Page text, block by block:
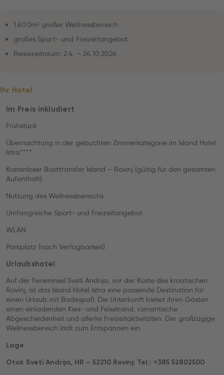
1.600m² großer Wellnessbereich
großes Sport- und Freizeitangebot
Reisezeitraum: 2.4. – 24.10.2026
Ihr Hotel
Im Preis inkludiert
Frühstück
Übernachtung in der gebuchten Zimmerkategorie im Island Hotel
Istra****
Kostenloser Boottransfer Island – Rovinj (gültig für den gesamten
Aufenthalt)
Nutzung des Wellnessbereichs
Umfangreiche Sport- und Freizeitangebot
WLAN
Parkplatz (nach Verfügbarkeit)
Urlaubshotel
Auf der Ferieninsel Sveti Andrija, vor der Küste des kroatischen
Rovinj, ist das Island Hotel Istra eine passende Destination für
einen Urlaub mit Badespaß. Die Unterkunft bietet ihren Gästen
einen einladenden Kies- und Felsstrand, romantische
Abgeschiedenheit und allerlei Freizeitaktivitäten. Der großzügige
Wellnessbereich lädt zum Entspannen ein.
Lage
Otok Sveti Andrija, HR – 52210 Rovinj; Tel.: +385 52802500